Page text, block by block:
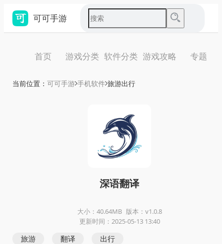
可可手游
首页 游戏分类 软件分类 游戏攻略 专题
当前位置： 可可手游 手机软件 旅游出行
深语翻译
大小：40.64MB 版本：v1.0.8
更新时间：2025-05-13 13:40
旅游 翻译 出行